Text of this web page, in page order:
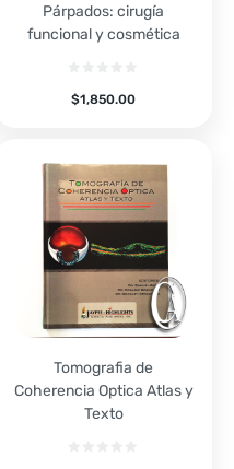
Párpados: cirugía
funcional y cosmética
$1,850.00
Tomografia de
Coherencia Optica Atlas y
Texto